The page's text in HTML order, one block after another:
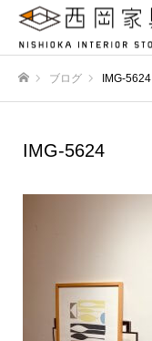
ブログ IMG-5624
IMG-5624